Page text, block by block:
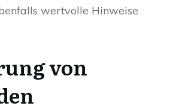
wertvolle Hinweise
von